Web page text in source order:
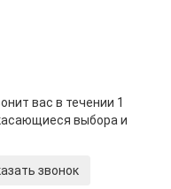
вас в течении 1
выбора и
звонок